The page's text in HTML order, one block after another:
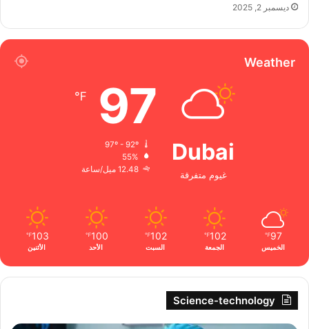
ديسمبر 2, 2025
Weather
Dubai
غيوم متفرقة
97
℉
55%
12.48 ميل/ساعة
97
℉
الخميس
102
℉
الجمعة
102
℉
السبت
100
℉
الأحد
103
℉
الأثنين
Science-technology